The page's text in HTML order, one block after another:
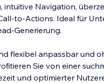
intuitive Navigation,
to-Actions. Ideal für
Generierung.
flexibel anpassbar und
Sie von einer
und optimierter